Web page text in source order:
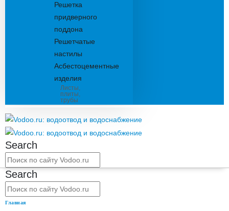
Решетка
придверного
поддона
Решетчатые
настилы
Асбестоцементные
изделия
Листы,
плиты,
трубы
Search
Search
Главная